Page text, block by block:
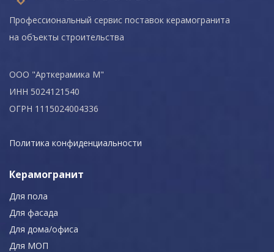
Профессиональный сервис поставок керамогранита
на объекты строительства
ООО "Арткерамика М"
ИНН 5024121540
ОГРН 1115024004336
Политика конфиденциальности
Керамогранит
Для пола
Для фасада
Для дома/офиса
Для МОП